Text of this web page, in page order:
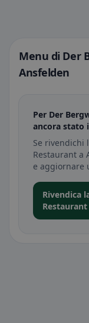
Menu di Der
Ansfelden
Per Der
ancora stato
Se rivendichi
Restaurant a
e aggiornare
Rivendica
Restaurant